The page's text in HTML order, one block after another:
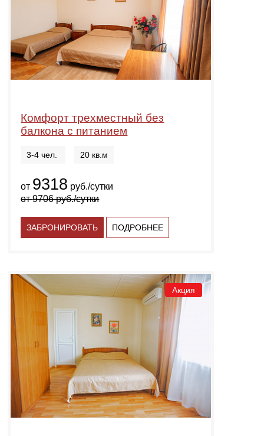
Комфорт трехместный без
балкона с питанием
3-4 чел. 20 кв.м
от 9318 руб./сутки
от9706руб./сутки
ЗАБРОНИРОВАТЬ ПОДРОБНЕЕ
Акция